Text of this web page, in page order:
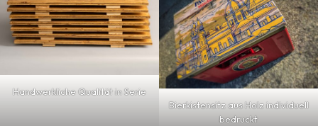
Handwerkliche Qualität in Serie
Bierkistensitz aus Holz individuell
bedruckt